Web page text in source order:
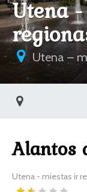
Utena
Utena –
Alantos
Utena - miestas ir